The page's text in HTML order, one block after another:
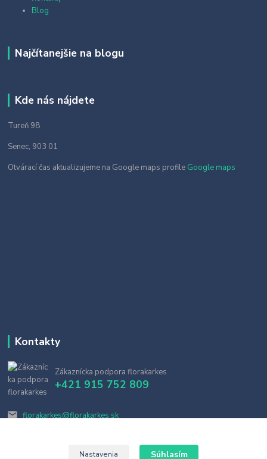
Blog
Najčítanejšie na blogu
Kde nás nájdete
Tureň 98
Senec, 903 01
Otvárací čas aktualizujeme na Google maps profile Google maps
Kontakty
Zákaznícka podpora florakarkes
+421 915 752 809
florakarkes@florakarkes.sk
Nastavenia Súhlasím